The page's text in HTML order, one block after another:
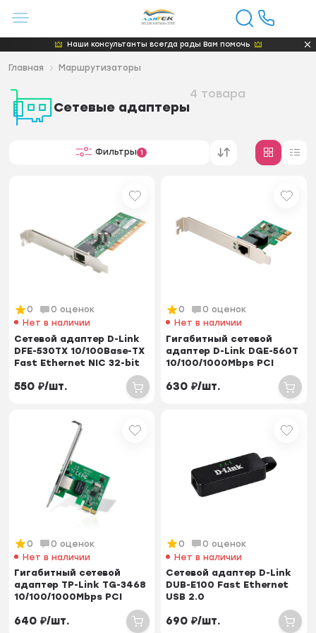
Наши консультанты всегда рады Вам помочь
Главная Маршрутизаторы
Сетевые адаптеры
4 товара
Фильтры 1
0
0 оценок
Нет в наличии
Сетевой адаптер D-Link
DFE-530TX 10/100Base-TX
Fast Ethernet NIC 32-bit
550 ₽/шт.
0
0 оценок
Нет в наличии
Гигабитный сетевой
адаптер D-Link DGE-560T
10/100/1000Mbps PCI
630 ₽/шт.
0
0 оценок
Нет в наличии
Гигабитный сетевой
адаптер TP-Link TG-3468
10/100/1000Mbps PCI
640 ₽/шт.
0
0 оценок
Нет в наличии
Сетевой адаптер D-Link
DUB-E100 Fast Ethernet
USB 2.0
690 ₽/шт.